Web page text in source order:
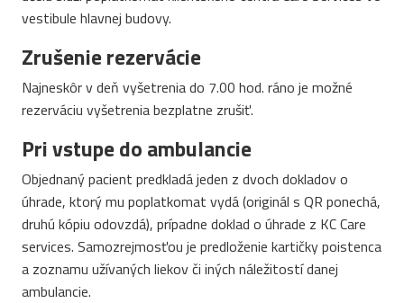
vestibule hlavnej budovy.
Zrušenie rezervácie
Najneskôr v deň vyšetrenia do 7.00 hod. ráno je možné
rezerváciu vyšetrenia bezplatne zrušiť.
Pri vstupe do ambulancie
Objednaný pacient predkladá jeden z dvoch dokladov o
úhrade, ktorý mu poplatkomat vydá (originál s QR ponechá,
druhú kópiu odovzdá), prípadne doklad o úhrade z KC Care
services. Samozrejmosťou je predloženie kartičky poistenca
a zoznamu užívaných liekov či iných náležitostí danej
ambulancie.